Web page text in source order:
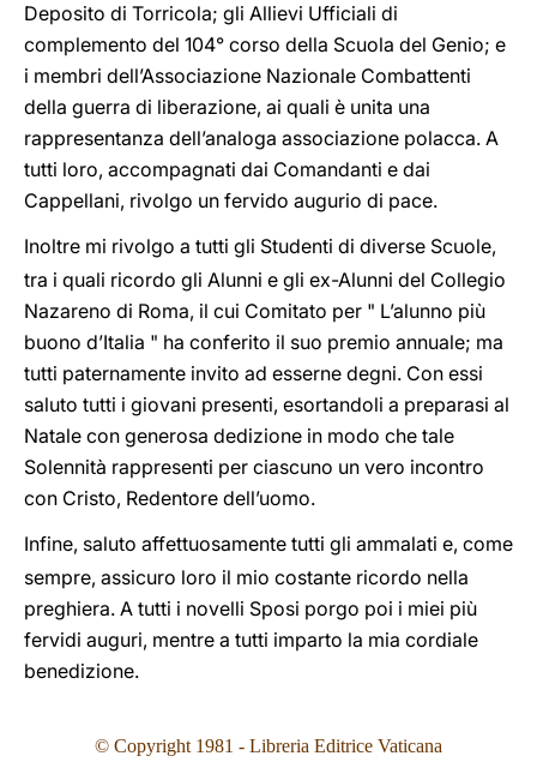
Deposito di Torricola; gli Allievi Ufficiali di
complemento del 104° corso della Scuola del Genio; e
i membri dell’Associazione Nazionale Combattenti
della guerra di liberazione, ai quali è unita una
rappresentanza dell’analoga associazione polacca. A
tutti loro, accompagnati dai Comandanti e dai
Cappellani, rivolgo un fervido augurio di pace.
Inoltre mi rivolgo a tutti gli Studenti di diverse Scuole,
tra i quali ricordo gli Alunni e gli ex-Alunni del Collegio
Nazareno di Roma, il cui Comitato per " L’alunno più
buono d’Italia " ha conferito il suo premio annuale; ma
tutti paternamente invito ad esserne degni. Con essi
saluto tutti i giovani presenti, esortandoli a preparasi al
Natale con generosa dedizione in modo che tale
Solennità rappresenti per ciascuno un vero incontro
con Cristo, Redentore dell’uomo.
Infine, saluto affettuosamente tutti gli ammalati e, come
sempre, assicuro loro il mio costante ricordo nella
preghiera. A tutti i novelli Sposi porgo poi i miei più
fervidi auguri, mentre a tutti imparto la mia cordiale
benedizione.
© Copyright 1981 - Libreria Editrice Vaticana